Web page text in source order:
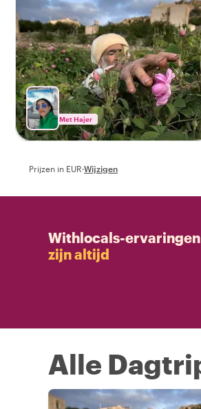
Met Hajer
Prijzen in EUR·Wijzigen
Withlocals-ervaringen
zijn altijd
Alle